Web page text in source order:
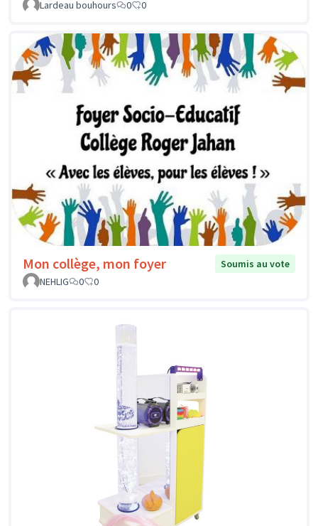
Lardeau bouhours 0 0
Mon collège, mon foyer
Soumis au vote
NEHLIG
0 0